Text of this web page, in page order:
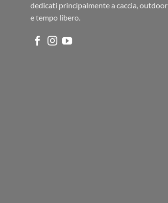
dedicati principalmente a caccia, outdoor
e tempo libero.